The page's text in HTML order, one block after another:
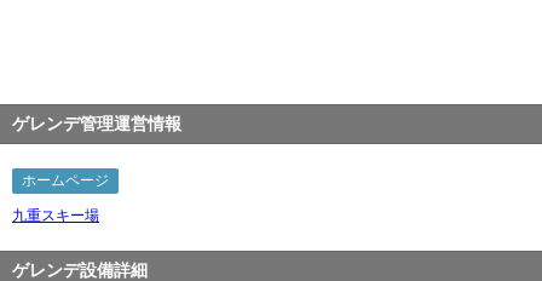
ゲレンデ管理運営情報
ホームページ
九重スキー場
ゲレンデ設備詳細